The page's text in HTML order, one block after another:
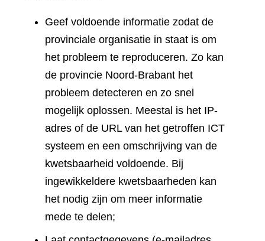
Geef voldoende informatie zodat de
provinciale organisatie in staat is om
het probleem te reproduceren. Zo kan
de provincie Noord-Brabant het
probleem detecteren en zo snel
mogelijk oplossen. Meestal is het IP-
adres of de URL van het getroffen ICT
systeem en een omschrijving van de
kwetsbaarheid voldoende. Bij
ingewikkeldere kwetsbaarheden kan
het nodig zijn om meer informatie
mede te delen;